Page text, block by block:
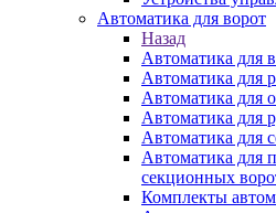
Автоматика для ворот
Назад
Автоматика для
Автоматика для
Автоматика для
Автоматика для
Автоматика для
Автоматика для
секционных
Комплекты